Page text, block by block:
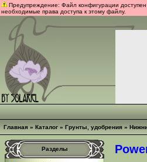
Предупреждение: Файл конфигурации
необходимые права доступа к этому файлу.
Главная » Каталог » Грунты, удобрения »
Разделы